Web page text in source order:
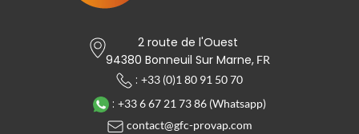
2 route de l'Ouest
94380 Bonneuil Sur Marne,FR
: +33 (0)1 80 91 50 70
: +33 6 67 21 73 86 (Whatsapp)
contact@gfc-provap.com